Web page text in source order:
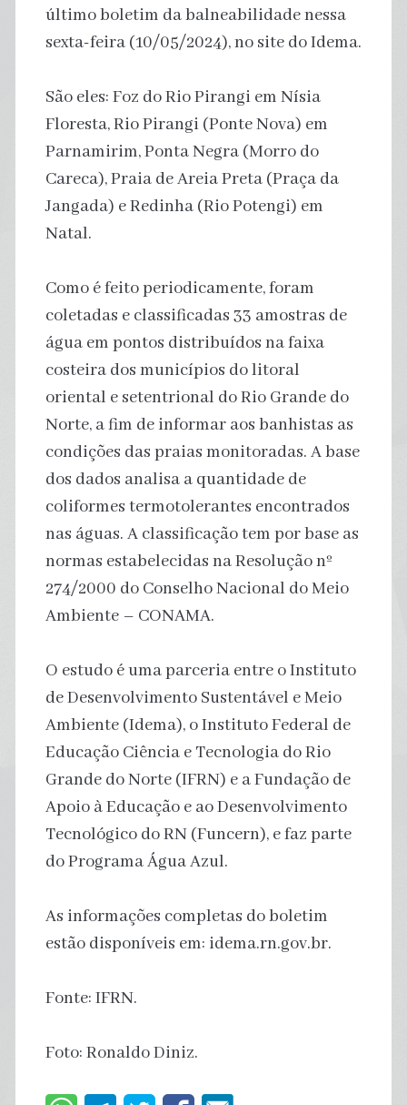
último boletim da balneabilidade nessa
sexta-feira (10/05/2024), no site do Idema.
São eles: Foz do Rio Pirangi em Nísia
Floresta, Rio Pirangi (Ponte Nova) em
Parnamirim, Ponta Negra (Morro do
Careca), Praia de Areia Preta (Praça da
Jangada) e Redinha (Rio Potengi) em
Natal.
Como é feito periodicamente, foram
coletadas e classificadas 33 amostras de
água em pontos distribuídos na faixa
costeira dos municípios do litoral
oriental e setentrional do Rio Grande do
Norte, a fim de informar aos banhistas as
condições das praias monitoradas. A base
dos dados analisa a quantidade de
coliformes termotolerantes encontrados
nas águas. A classificação tem por base as
normas estabelecidas na Resolução nº
274/2000 do Conselho Nacional do Meio
Ambiente – CONAMA.
O estudo é uma parceria entre o Instituto
de Desenvolvimento Sustentável e Meio
Ambiente (Idema), o Instituto Federal de
Educação Ciência e Tecnologia do Rio
Grande do Norte (IFRN) e a Fundação de
Apoio à Educação e ao Desenvolvimento
Tecnológico do RN (Funcern), e faz parte
do Programa Água Azul.
As informações completas do boletim
estão disponíveis em: idema.rn.gov.br.
Fonte: IFRN.
Foto: Ronaldo Diniz.